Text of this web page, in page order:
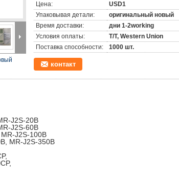
Цена:
USD1
Упаковывая детали:
оригинальный новый
Время доставки:
дни 1-2working
Условия оплаты:
T/T, Western Union
Поставка способности:
1000 шт.
контакт
J2S-20B
J2S-60B
J2S-100B
MR-J2S-350B